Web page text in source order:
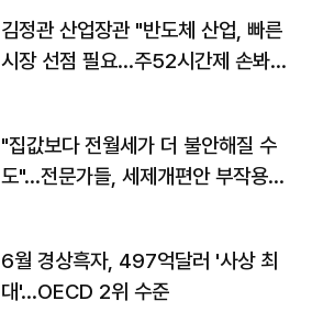
김정관 산업장관 "반도체 산업, 빠른
시장 선점 필요…주52시간제 손봐
"집값보다 전월세가 더 불안해질 수
도"…전문가들, 세제개편안 부작용
6월 경상흑자, 497억달러 '사상 최
대'…OECD 2위 수준